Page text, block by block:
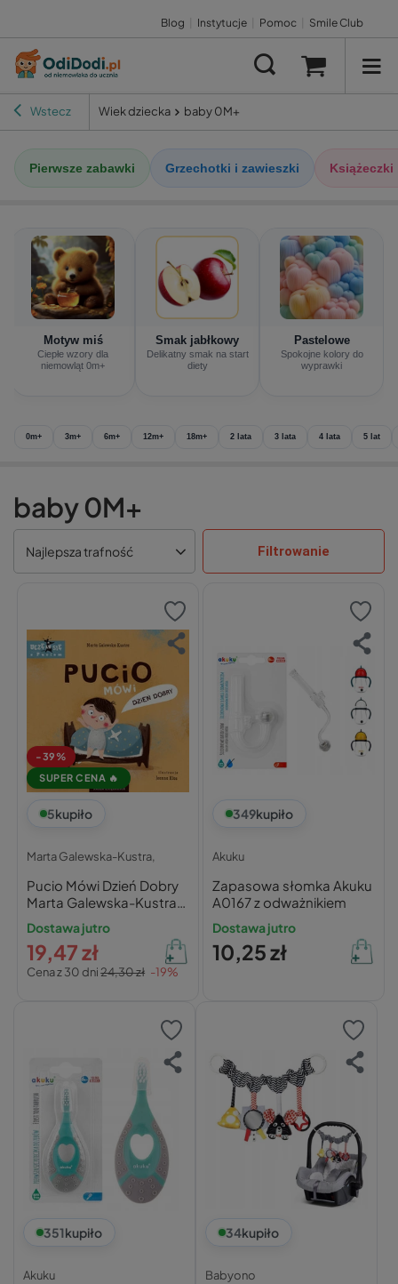
Blog Instytucje Pomoc Smile Club
Wstecz Wiek dziecka baby 0M+
Pierwsze zabawki Grzechotki i zawieszki
Motyw miś
Ciepłe wzory dla
niemowląt 0m+
Smak jabłkowy
Delikatny smak na start
diety
Pastelowe
Spokojne kolory do
wyprawki
0m+ 3m+ 6m+ 12m+ 18m+ 2 lata 3 lata 4 lata 5 lat
baby 0M+
Najlepsza trafność Filtrowanie
-39%
SUPER CENA 🔥
5kupiło
Marta Galewska-Kustra,
Pucio Mówi Dzień Dobry
Marta Galewska-Kustra
0+ Nasza Księgarnia
Dostawa jutro
Cena z 30 dni24,30 zł -19%
19,47 zł
349kupiło
Akuku
Zapasowa słomka Akuku
A0167 z odważnikiem
Dostawa jutro
10,25 zł
351kupiło
Akuku
34kupiło
Babyono